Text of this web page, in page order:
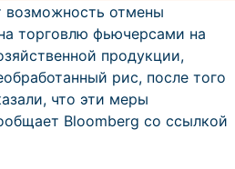
возможность отмены
торговлю фьючерсами на
продукции,
рис, после того
что эти меры
Bloomberg со ссылкой